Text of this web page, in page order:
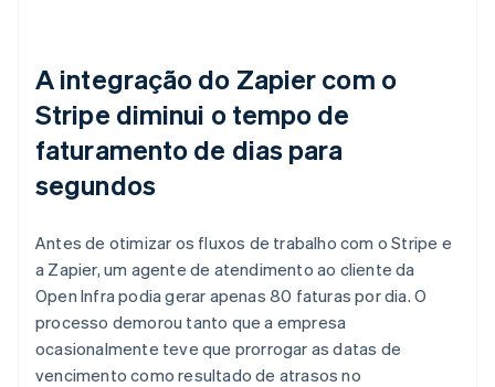
A integração do Zapier com o
Stripe diminui o tempo de
faturamento de dias para
segundos
Antes de otimizar os fluxos de trabalho com o Stripe e
a Zapier, um agente de atendimento ao cliente da
Open Infra podia gerar apenas 80 faturas por dia. O
processo demorou tanto que a empresa
ocasionalmente teve que prorrogar as datas de
vencimento como resultado de atrasos no